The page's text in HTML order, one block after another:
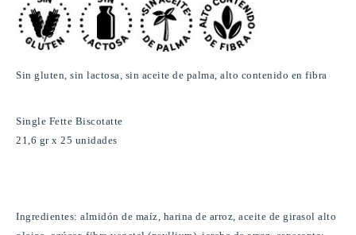
Sin gluten, sin lactosa, sin aceite de palma, alto contenido en fibra
Single Fette Biscotatte
21,6 gr x 25 unidades
Ingredientes: almidón de maíz, harina de arroz, aceite de girasol alto